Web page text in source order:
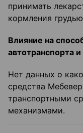
принимать
кормления
Влияние на
автотранспорта
Нет данных о
средства
транспортными
механизмами.